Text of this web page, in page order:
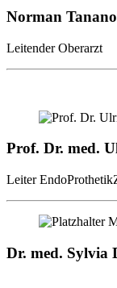
Norman
Leitender Oberarzt
Prof. Dr. med.
Leiter
Dr. med. Sylvia